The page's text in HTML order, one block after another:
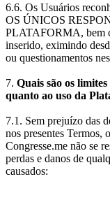
6.6. Os Usuários
OS ÚNICOS
PLATAFORMA, bem
inserido, eximindo
ou questionamentos
7. Quais são os
quanto ao uso da
7.1. Sem prejuízo das
nos presentes Termos,
Congresse.me não se
perdas e danos de
causados: